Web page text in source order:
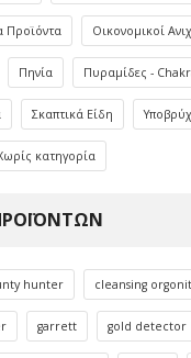
Προϊόντα Οικονομικοί
Πηνία Πυραμίδες -
Σκαπτικά Είδη
κατηγορία
hunter cleansing
garrett gold detector